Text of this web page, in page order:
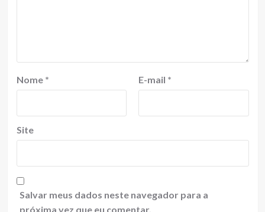
Nome * E-mail *
Site
Salvar meus dados neste navegador para a
próxima vez que eu comentar.